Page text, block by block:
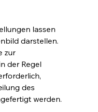
lassen
darstellen.
zur
der Regel
des
werden.